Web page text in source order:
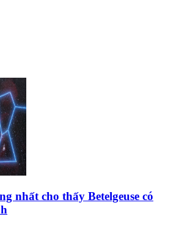
nhất cho thấy Betelgeuse có